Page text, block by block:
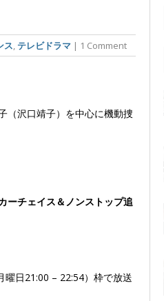
ス, テレビドラマ | 1 Comment
（沢口靖子）を中心に機動捜
ーチェイス＆ノンストップ追
曜日21:00 – 22:54）枠で放送